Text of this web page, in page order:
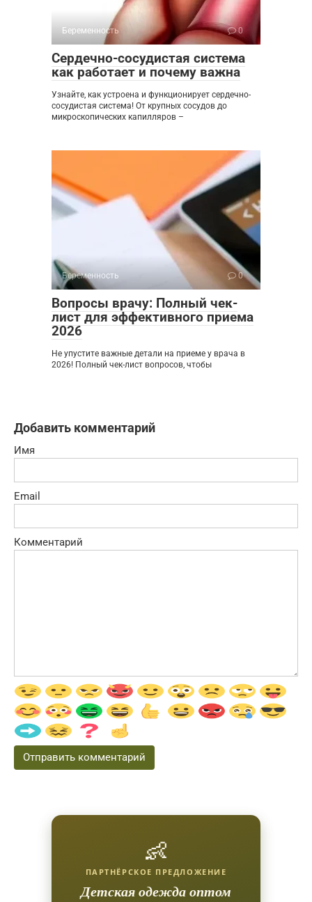
Беременность 0
Сердечно-сосудистая система
как работает и почему важна
Узнайте, как устроена и функционирует сердечно-
сосудистая система! От крупных сосудов до
микроскопических капилляров –
Беременность 0
Вопросы врачу: Полный чек-
лист для эффективного приема
2026
Не упустите важные детали на приеме у врача в
2026! Полный чек-лист вопросов, чтобы
Добавить комментарий
Имя
Email
Комментарий
👶
ПАРТНЁРСКОЕ ПРЕДЛОЖЕНИЕ
Детская одежда оптом